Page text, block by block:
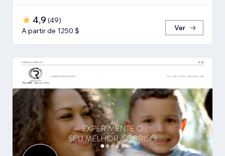
4,9 (49)
A partir de 1250 $
Ver